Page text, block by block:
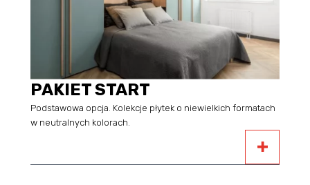
PAKIET START
Podstawowa opcja. Kolekcje płytek o niewielkich formatach
w neutralnych kolorach.